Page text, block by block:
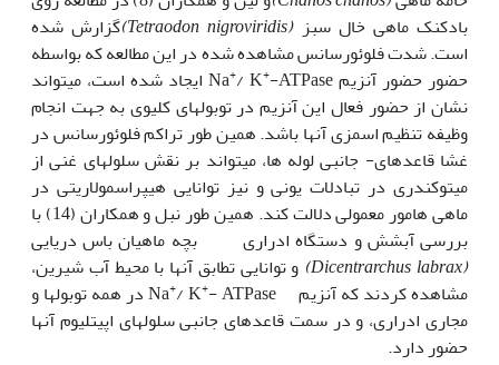
بادکنک ماهی خال سبز(Tetraodon nigroviridis)
گزارش شده
است. شدت فلوئورسانس مشاهده شده در این مطالعه که بواسطه
حضور حضور آنزیم Na
+/ K+
-ATPase ایجاد شده است، می‏تواند
نشان از حضور فعال این آنزیم در توبول‏های کلیوی به جهت انجام
وظیفه تنظیم اسمزی آنها باشد. همین طور تراکم فلوئورسانس در
غشا قاعده‏ای- جانبی لوله ها، می‏تواند بر نقش سلول‏های غنی از
میتوکندری در تبادلات یونی و نیز توانایی هیپراسمولاریتی در
ماهی هامور معمولی دلالت کند. همین طور نبل و همکاران (14) با
بررسی آبشش و دستگاه ادراری بچه ماهیان باس دریایی
(Dicentrarchus labrax)
و توانایی تطابق آنها با محیط آب شیرین،
مشاهده کردند که آنزیم Na
+/ K+
- ATPase در همه توبول‏ها و
مجاری ادراری، و در سمت قاعده‏ای جانبی سلول‏های اپیتلیوم آنها
حضور دارد.